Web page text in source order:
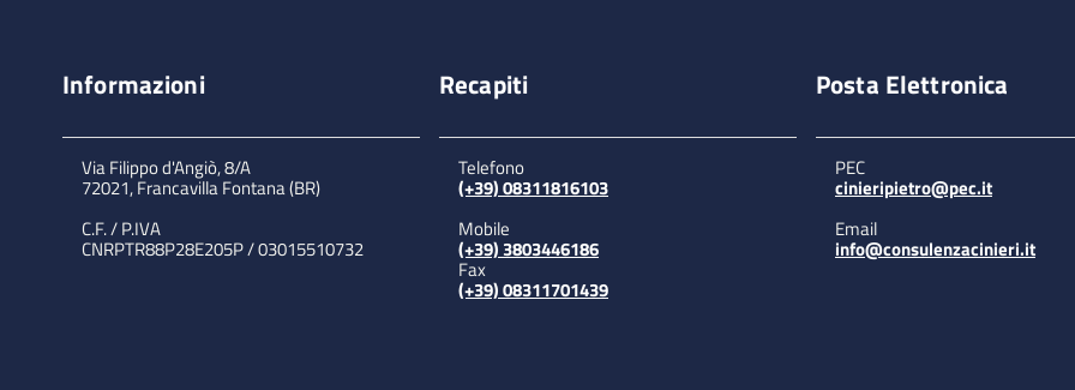
Informazioni
Via Filippo d'Angiò, 8/A
72021, Francavilla Fontana (BR)
C.F. / P.IVA
CNRPTR88P28E205P / 03015510732
Recapiti
Telefono
(+39) 08311816103
Mobile
(+39) 3803446186
Fax
(+39) 08311701439
Posta Elettronica
PEC
cinieripietro@pec.it
Email
info@consulenzacinieri.it